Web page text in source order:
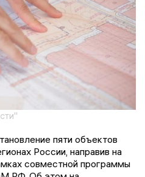
пяти объектов
России, направив на
совместной программы